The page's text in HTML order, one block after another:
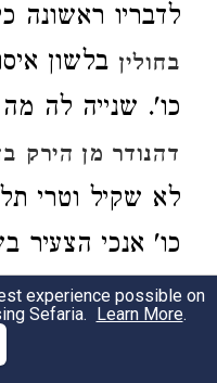
לדבריו ראשונה
בחולין בלשון
כו'. שנייה לה
דהנודר מן הירק
לא שקיל וטרי
כו' אנכי הצעיר
צריכו' לפנים
נראה בעיני אם
experience possible on
Sefaria. Learn More.